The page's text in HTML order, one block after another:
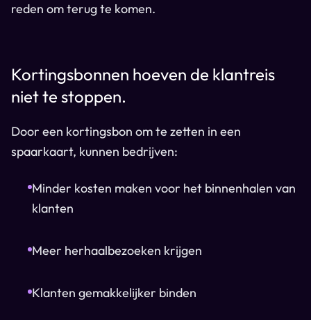
reden om terug te komen.
Kortingsbonnen hoeven de klantreis
niet te stoppen.
Door een kortingsbon om te zetten in een
spaarkaart, kunnen bedrijven:
Minder kosten maken voor het binnenhalen van
klanten
Meer herhaalbezoeken krijgen
Klanten gemakkelijker binden